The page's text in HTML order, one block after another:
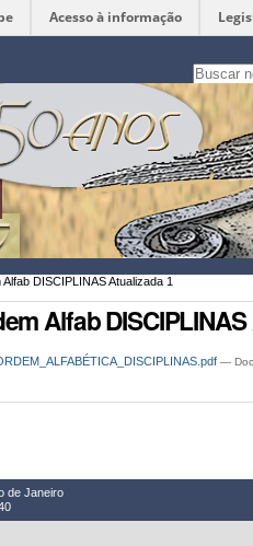
Acesso à informação
Busca
apenas
Busca
Avançada…
DISCIPLINAS Atualizada 1
Alfab
—
de Janeiro